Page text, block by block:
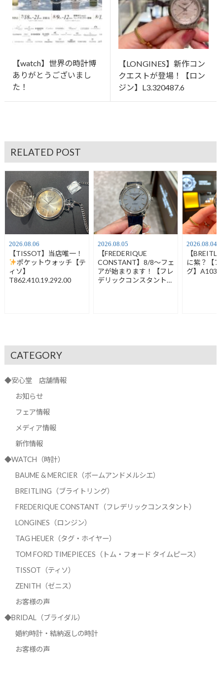
【watch】世界の時計博
ありがとうございまし
た！
【LONGINES】新作コン
クエストが登場！【ロン
ジン】L3.320487.6
RELATED POST
2026.08.06
【TISSOT】当店唯一！
ポケットウォッチ【テ
ィソ】
T862.410.19.292.00
2026.08.05
【FREDERIQUE
CONSTANT】8/8～フェ
アが始まります！【フレ
デリックコンスタント】
2026.08.04
【
に紫？【
グ】
CATEGORY
◆安心堂 店舗情報
お知らせ
フェア情報
メディア情報
新作情報
◆WATCH（時計）
BAUME & MERCIER（ボームアンドメルシエ）
BREITLING（ブライトリング）
FREDERIQUE CONSTANT（フレデリックコンスタント）
LONGINES（ロンジン）
TAG HEUER（タグ・ホイヤー）
TOM FORD TIMEPIECES（トム・フォード タイムピース）
TISSOT（ティソ）
ZENITH（ゼニス）
お客様の声
◆BRIDAL（ブライダル）
婚約時計・結納返しの時計
お客様の声